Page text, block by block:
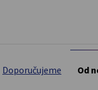
Doporučujeme Od